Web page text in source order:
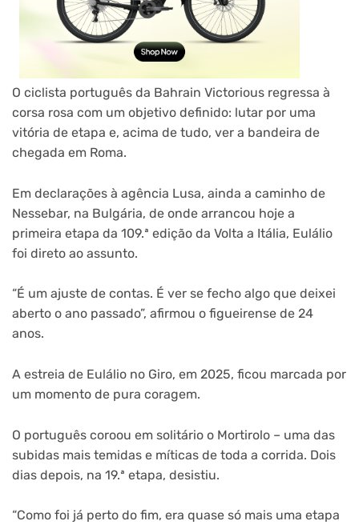
O ciclista português da Bahrain Victorious regressa à
corsa rosa com um objetivo definido: lutar por uma
vitória de etapa e, acima de tudo, ver a bandeira de
chegada em Roma.
Em declarações à agência Lusa, ainda a caminho de
Nessebar, na Bulgária, de onde arrancou hoje a
primeira etapa da 109.ª edição da Volta a Itália, Eulálio
foi direto ao assunto.
“É um ajuste de contas. É ver se fecho algo que deixei
aberto o ano passado”, afirmou o figueirense de 24
anos.
A estreia de Eulálio no Giro, em 2025, ficou marcada por
um momento de pura coragem.
O português coroou em solitário o Mortirolo – uma das
subidas mais temidas e míticas de toda a corrida. Dois
dias depois, na 19.ª etapa, desistiu.
“Como foi já perto do fim, era quase só mais uma etapa